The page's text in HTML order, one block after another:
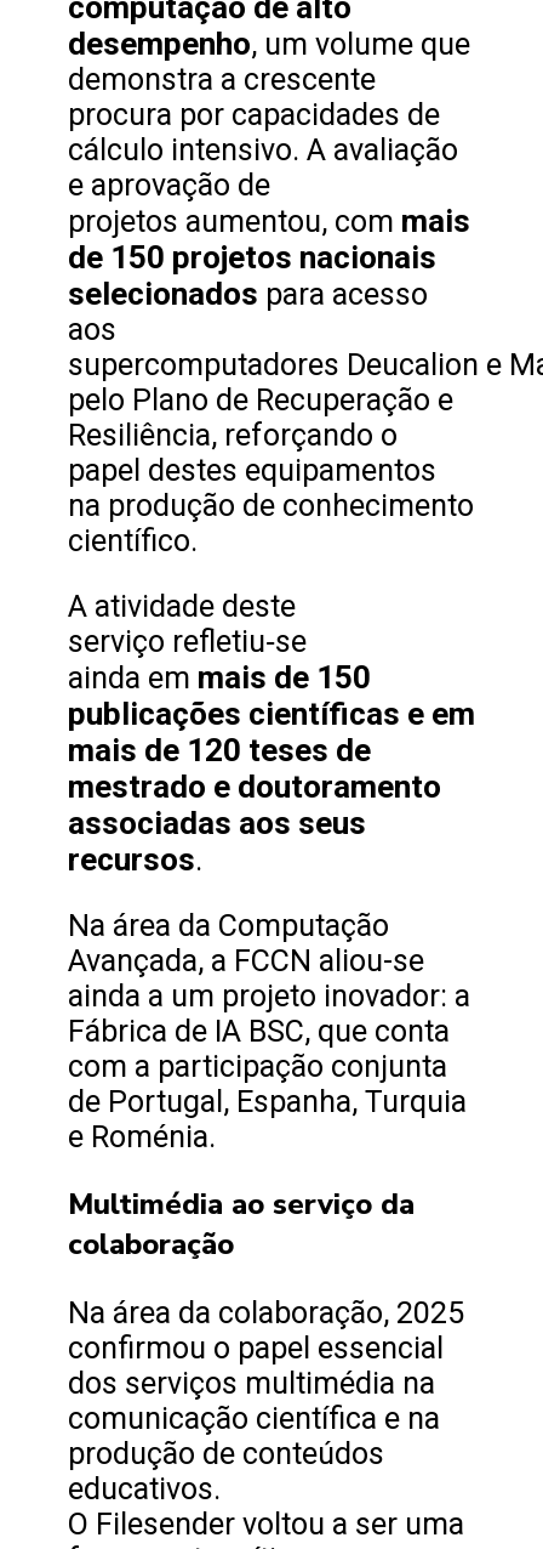
computação de alto
desempenho, um volume que
demonstra a crescente
procura por capacidades de
cálculo intensivo. A avaliação
e aprovação de
projetos aumentou, com mais
de 150 projetos nacionais
selecionados para acesso
aos
supercomputadores Deucalion e
pelo Plano de Recuperação e
Resiliência, reforçando o
papel destes equipamentos
na produção de conhecimento
científico.
A atividade deste
serviço refletiu‑se
ainda em mais de 150
publicações científicas e em
mais de 120 teses de
mestrado e doutoramento
associadas aos seus
recursos.
Na área da Computação
Avançada, a FCCN aliou-se
ainda a um projeto inovador: a
Fábrica de IA BSC, que conta
com a participação conjunta
de Portugal, Espanha, Turquia
e Roménia.
Multimédia ao serviço da
colaboração
Na área da colaboração, 2025
confirmou o papel essencial
dos serviços multimédia na
comunicação científica e na
produção de conteúdos
educativos.
O Filesender voltou a ser uma